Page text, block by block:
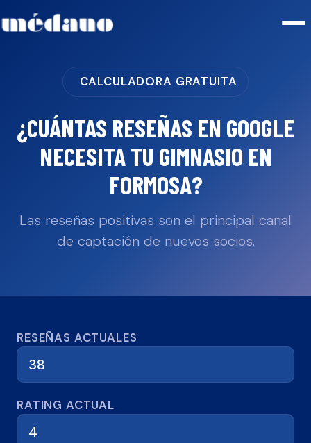
CALCULADORA GRATUITA
¿CUÁNTAS RESEÑAS EN GOOGLE
NECESITA TU GIMNASIO EN
FORMOSA?
Las reseñas positivas son el principal canal
de captación de nuevos socios.
Calculadora de reseñas
RESEÑAS ACTUALES
RATING ACTUAL